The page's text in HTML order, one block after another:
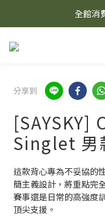
🌟 想知道現在
全館消
🌟 想知道現在
分享到
[SAYSKY]
Singlet 男
這款背心專為不妥協的
簡主義設計，將重點完
賽事還是日常的高強度
頂尖支援。